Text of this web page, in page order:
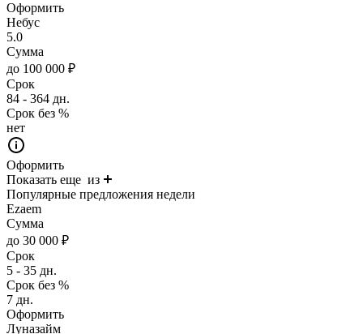
Оформить
Небус
5.0
Сумма
до 100 000 ₽
Срок
84 - 364 дн.
Срок без %
нет
Оформить
Показать еще из
Популярные предложения недели
Ezaem
Сумма
до 30 000 ₽
Срок
5 - 35 дн.
Срок без %
7 дн.
Оформить
Луназайм